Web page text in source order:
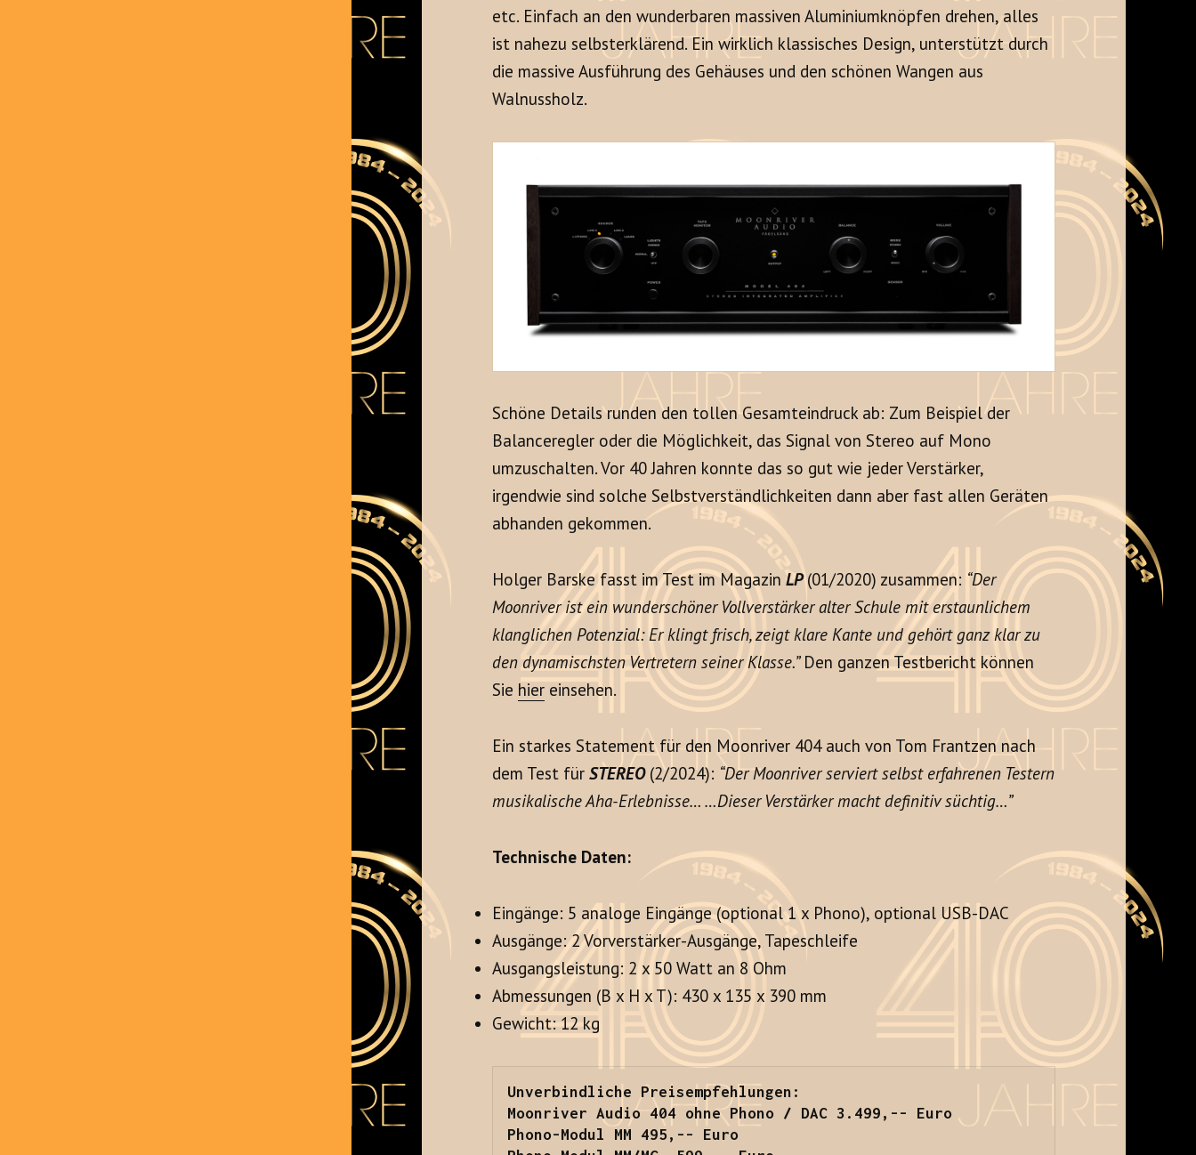
etc. Einfach an den wunderbaren massiven Aluminiumknöpfen drehen, alles
ist nahezu selbsterklärend. Ein wirklich klassisches Design, unterstützt durch
die massive Ausführung des Gehäuses und den schönen Wangen aus
Walnussholz.
Schöne Details runden den tollen Gesamteindruck ab: Zum Beispiel der
Balanceregler oder die Möglichkeit, das Signal von Stereo auf Mono
umzuschalten. Vor 40 Jahren konnte das so gut wie jeder Verstärker,
irgendwie sind solche Selbstverständlichkeiten dann aber fast allen Geräten
abhanden gekommen.
Holger Barske fasst im Test im MagazinLP(01/2020) zusammen: “Der
Moonriver ist ein wunderschöner Vollverstärker alter Schule mit erstaunlichem
klanglichen Potenzial: Er klingt frisch, zeigt klare Kante und gehört ganz klar zu
den dynamischsten Vertretern seiner Klasse.” Den ganzen Testbericht können
Sie hier einsehen.
Ein starkes Statement für den Moonriver 404 auch von Tom Frantzen nach
dem Test fürSTEREO(2/2024): “Der Moonriver serviert selbst erfahrenen Testern
musikalische Aha-Erlebnisse… …Dieser Verstärker macht definitiv süchtig…”
Technische Daten:
Eingänge: 5 analoge Eingänge (optional 1 x Phono), optional USB-DAC
Ausgänge: 2 Vorverstärker-Ausgänge, Tapeschleife
Ausgangsleistung: 2 x 50 Watt an 8 Ohm
Abmessungen (B x H x T): 430 x 135 x 390 mm
Gewicht: 12 kg
Unverbindliche Preisempfehlungen:
Moonriver Audio 404 ohne Phono / DAC 3.499,-- Euro
Phono-Modul MM 495,-- Euro